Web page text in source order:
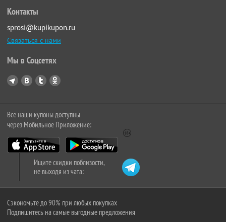
Контакты
sprosi@kupikupon.ru
Связаться с нами
Мы в Соцсетях
Все наши купоны доступны
через Мобильное Приложение:
Ищите скидки поблизости,
не выходя из чата:
Сэкономьте до 90% при любых покупках
Подпишитесь на самые выгодные предложения